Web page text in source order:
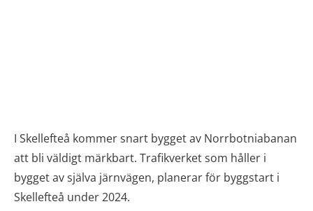
I Skellefteå kommer snart bygget av Norrbotniabanan
att bli väldigt märkbart. Trafikverket som håller i
bygget av själva järnvägen, planerar för byggstart i
Skellefteå under 2024.